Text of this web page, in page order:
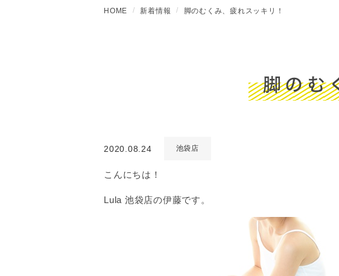
HOME 新着情報 脚のむくみ、疲れスッキリ！
脚のむ
2020.08.24 池袋店
こんにちは！
Lula 池袋店の伊藤です。